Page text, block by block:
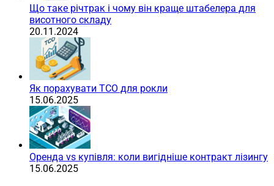
Що таке річтрак і чому він краще штабелера для
висотного складу
20.11.2024
Як порахувати TCO для рокли
15.06.2025
Оренда vs купівля: коли вигідніше контракт лізингу
15.06.2025